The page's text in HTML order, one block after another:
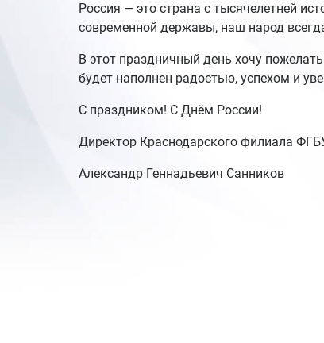
Россия — это страна с тысячелетней
современной державы, наш народ
В этот праздничный день хочу
будет наполнен радостью, успехом и
С праздником! С Днём России!
Директор Краснодарского филиала
Александр Геннадьевич Санников